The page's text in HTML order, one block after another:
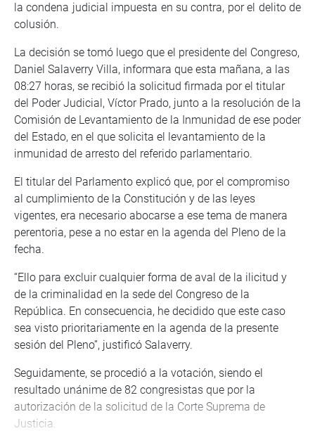
la condena judicial impuesta en su contra, por el delito de
colusión.
La decisión se tomó luego que el presidente del Congreso,
Daniel Salaverry Villa, informara que esta mañana, a las
08:27 horas, se recibió la solicitud firmada por el titular
del Poder Judicial, Víctor Prado, junto a la resolución de la
Comisión de Levantamiento de la Inmunidad de ese poder
del Estado, en el que solicita el levantamiento de la
inmunidad de arresto del referido parlamentario.
El titular del Parlamento explicó que, por el compromiso
al cumplimiento de la Constitución y de las leyes
vigentes, era necesario abocarse a ese tema de manera
perentoria, pese a no estar en la agenda del Pleno de la
fecha.
“Ello para excluir cualquier forma de aval de la ilicitud y
de la criminalidad en la sede del Congreso de la
República. En consecuencia, he decidido que este caso
sea visto prioritariamente en la agenda de la presente
sesión del Pleno”, justificó Salaverry.
Seguidamente, se procedió a la votación, siendo el
resultado unánime de 82 congresistas que por la
autorización de la solicitud de la Corte Suprema de
Justicia.